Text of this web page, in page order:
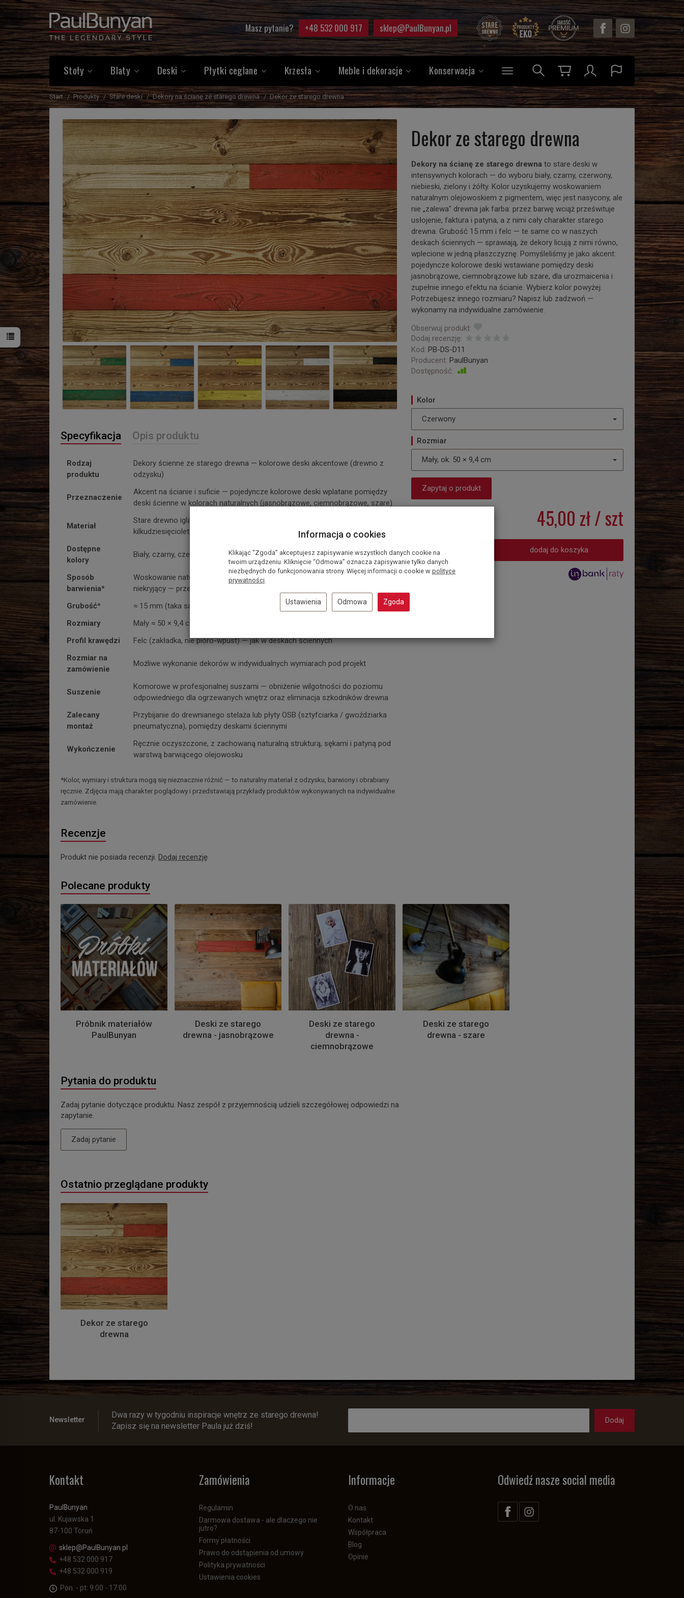
Masz pytanie? +48 532 000 917 sklep@PaulBunyan.pl
Stoły Blaty Deski Płytki ceglane Krzesła Meble i dekoracje Konserwacja
Start Produkty Stare deski Dekory na ścianę ze starego drewna Dekor ze starego drewna
Dekor ze starego drewna
Dekory na ścianę ze starego drewna to stare deski w
intensywnych kolorach — do wyboru biały, czarny, czerwony,
niebieski, zielony i żółty. Kolor uzyskujemy woskowaniem
naturalnym olejowoskiem z pigmentem, więc jest nasycony, ale
nie „zalewa" drewna jak farba: przez barwę wciąż prześwituje
usłojenie, faktura i patyna, a z nimi cały charakter starego
drewna. Grubość 15 mm i felc — te same co w naszych
deskach ściennych — sprawiają, że dekory licują z nimi równo,
wplecione w jedną płaszczyznę. Pomyśleliśmy je jako akcent:
pojedyncze kolorowe deski wstawiane pomiędzy deski
jasnobrązowe, ciemnobrązowe lub szare, dla urozmaicenia i
zupełnie innego efektu na ścianie. Wybierz kolor powyżej.
Potrzebujesz innego rozmiaru? Napisz lub zadzwoń —
wykonamy na indywidualne zamówienie.
Obserwuj produkt:
Dodaj recenzję:
Kod: PB-DS-D11
Producent: PaulBunyan
Dostępność:
Kolor
Czerwony
Rozmiar
Mały, ok. 50 × 9,4 cm
Zapytaj o produkt
45,00 zł/ szt
dodaj do koszyka
Specyfikacja Opis produktu
Rodzaj
produktu
Dekory ścienne ze starego drewna — kolorowe deski akcentowe (drewno z
odzysku)
Przeznaczenie
Akcent na ścianie i suficie — pojedyncze kolorowe deski wplatane pomiędzy
deski ścienne w kolorach naturalnych (jasnobrązowe, ciemnobrązowe, szare)
Materiał
Stare drewno iglaste (głównie sosna i jodła) z rozbiórek —
kilkudziesięcioletnie lub starsze
Dostępne
kolory
Biały, czarny, czerwony, niebieski, zielony, żółty
Sposób
barwienia*
Woskowanie naturalnym olejowoskiem z pigmentem; kolor intensywny, ale
niekryjący — prześwituje usłojenie, faktura i patyna drewna
Grubość*
≈ 15 mm (taka sama jak deski ścienne — licuje z nimi równo)
Rozmiary
Mały ≈ 50 × 9,4 cm; duży ≈ 100 × 13,4 cm
Profil krawędzi
Felc (zakładka, nie pióro-wpust) — jak w deskach ściennych
Rozmiar na
zamówienie
Możliwe wykonanie dekorów w indywidualnych wymiarach pod projekt
Suszenie
Komorowe w profesjonalnej suszarni — obniżenie wilgotności do poziomu
odpowiedniego dla ogrzewanych wnętrz oraz eliminacja szkodników drewna
Zalecany
montaż
Przybijanie do drewnianego stelaża lub płyty OSB (sztyfciarka / gwoździarka
pneumatyczna), pomiędzy deskami ściennymi
Wykończenie
Ręcznie oczyszczone, z zachowaną naturalną strukturą, sękami i patyną pod
warstwą barwiącego olejowosku
*Kolor, wymiary i struktura mogą się nieznacznie różnić — to naturalny materiał z odzysku, barwiony i obrabiany
ręcznie. Zdjęcia mają charakter poglądowy i przedstawiają przykłady produktów wykonywanych na indywidualne
zamówienie.
Recenzje
Produkt nie posiada recenzji. Dodaj recenzję
Polecane produkty
Próbnik materiałów
PaulBunyan
Deski ze starego
drewna - jasnobrązowe
Deski ze starego
drewna -
ciemnobrązowe
Deski ze starego
drewna - szare
Pytania do produktu
Zadaj pytanie dotyczące produktu. Nasz zespół z przyjemnością udzieli szczegółowej odpowiedzi na
zapytanie.
Zadaj pytanie
Ostatnio przeglądane produkty
Dekor ze starego
drewna
Newsletter
Dwa razy w tygodniu inspiracje wnętrz ze starego drewna!
Zapisz się na newsletter Paula już dziś!
Kontakt
PaulBunyan
ul. Kujawska 1
87-100 Toruń
sklep@PaulBunyan.pl
+48 532 000 917
+48 532 000 919
Pon. - pt: 9.00 - 17.00
Zamówienia
Regulamin
Darmowa dostawa - ale dlaczego nie
jutro?
Formy płatności
Prawo do odstąpienia od umowy
Polityka prywatności
Ustawienia cookies
Informacje
O nas
Kontakt
Współpraca
Blog
Opinie
Odwiedź nasze social media
Informacja o cookies
Klikając “Zgoda” akceptujesz zapisywanie wszystkich danych cookie na
twoim urządzeniu. Kliknięcie “Odmowa” oznacza zapisywanie tylko danych
niezbędnych do funkcjonowania strony. Więcej informacji o cookie w polityce
prywatności
Ustawienia Odmowa Zgoda